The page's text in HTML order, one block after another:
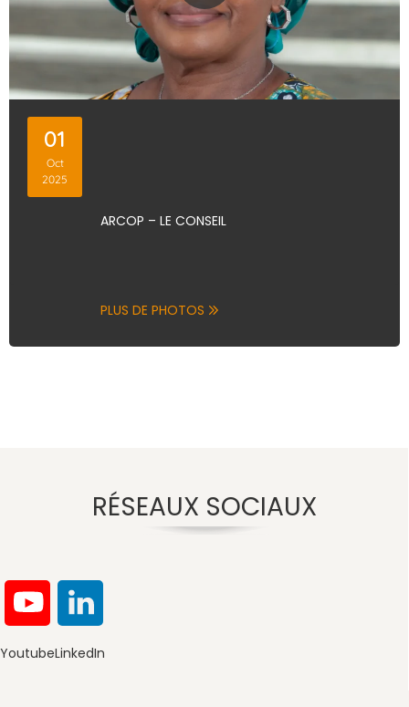
ARCOP – LE CONSEIL
01
Oct
2025
PLUS DE PHOTOS
RÉSEAUX SOCIAUX
YoutubeLinkedIn